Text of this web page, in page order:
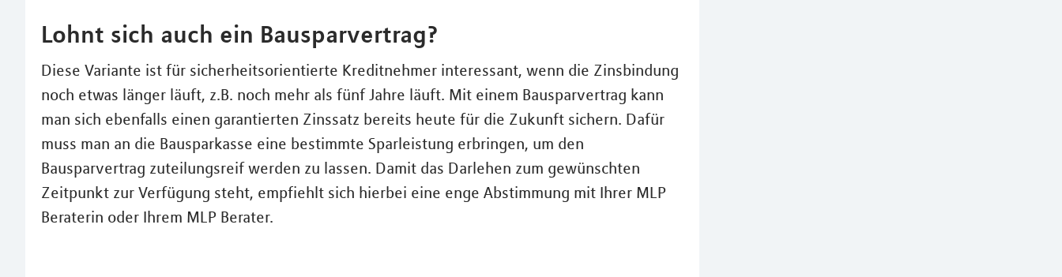
Lohnt sich auch ein Bausparvertrag?
Diese Variante ist für sicherheitsorientierte Kreditnehmer interessant, wenn die Zinsbindung
noch etwas länger läuft, z.B. noch mehr als fünf Jahre läuft. Mit einem Bausparvertrag kann
man sich ebenfalls einen garantierten Zinssatz bereits heute für die Zukunft sichern. Dafür
muss man an die Bausparkasse eine bestimmte Sparleistung erbringen, um den
Bausparvertrag zuteilungsreif werden zu lassen. Damit das Darlehen zum gewünschten
Zeitpunkt zur Verfügung steht, empfiehlt sich hierbei eine enge Abstimmung mit Ihrer MLP
Beraterin oder Ihrem MLP Berater.